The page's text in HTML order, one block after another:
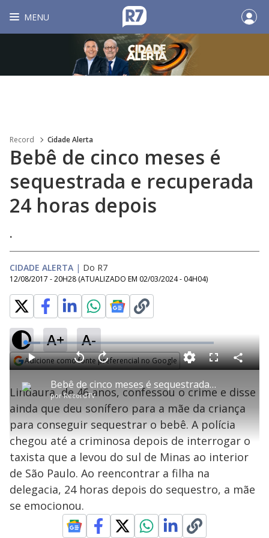
MENU
Record Cidade Alerta
Bebê de cinco meses é
sequestrada e recuperada
24 horas depois
.
CIDADE ALERTA | Do R7
12/08/2017 - 20H28 (ATUALIZADO EM 02/03/2024 - 04H04)
A+ A-
Adicione como fonte preferencial no Google
P
l
a
y
Bebê de cinco meses é sequestrada e recuperada 24 horas depois
porRecordTV
P V
l
t
a
r
0
e
g
n
d
o
A
n
ç
a
1
s
e
u
n
o
s
M
u
L
o
a
d
e
.
9
5
%
F
l
s
c
e
n
C
o
a
r
i
l
Lindaura, de 46 anos, confessou o crime e disse
ainda que deu sonífero para a mãe da criança
para conseguir sequestrar o bebê. A polícia
chegou até a criminosa depois de interrogar o
taxista que a levou do sul de Minas ao interior
de São Paulo. Ao reencontrar a filha na
delegacia, 24 horas depois do sequestro, a mãe
se emocionou.